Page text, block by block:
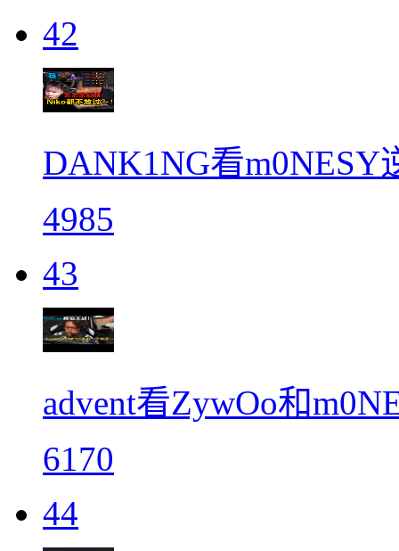
42
DANK1NG看m0NESY
4985
43
advent看ZywOo和
6170
44